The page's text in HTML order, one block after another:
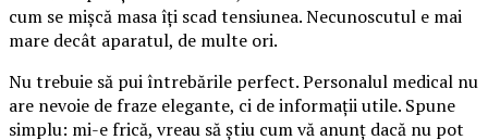
cum se mișcă masa îți scad tensiunea. Necunoscutul e mai
mare decât aparatul, de multe ori.
Nu trebuie să pui întrebările perfect. Personalul medical nu
are nevoie de fraze elegante, ci de informații utile. Spune
simplu: mi-e frică, vreau să știu cum vă anunț dacă nu pot